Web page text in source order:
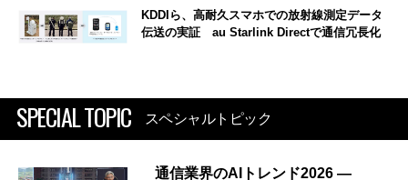
KDDIら、高耐久スマホでの放射線測定データ
伝送の実証 au Starlink Directで通信冗長化
SPECIAL TOPIC スペシャルトピック
通信業界のAIトレンド2026 ―